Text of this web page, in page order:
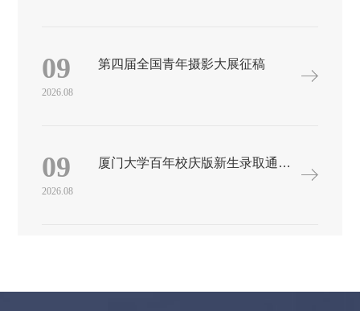
团 承办单位中国文联美术艺术中心北京龙德大千文化艺术发展有
限公司协办单位北京市朝阳区圣曦大千当代艺术中心02、展览委
中遴选专家组成。04、展览时间及地点 展览日期2021年5月展览
100件。 06、参展要求1.征稿范围：全国美术院校、各省美协、青
（含合作），多投者（重复投稿者）不予受理。照片背面请注
09
2026.08
第四届全国青年摄影大展征稿
09
2026.08
厦门大学百年校庆版新生录取通知书设计大赛